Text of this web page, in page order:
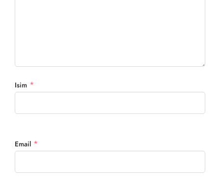
Isim *
Email *